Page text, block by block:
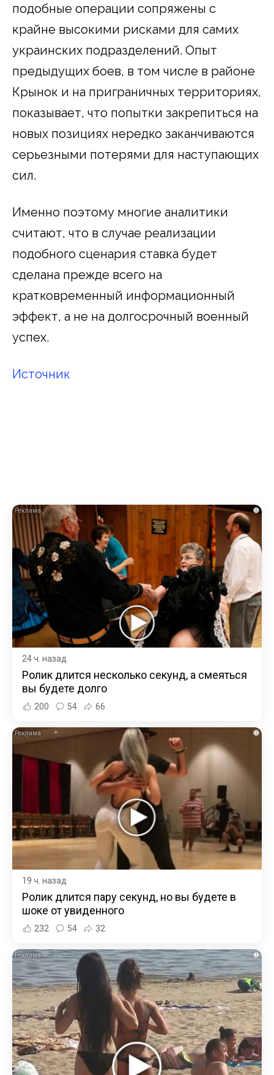
подобные операции сопряжены с
крайне высокими рисками для самих
украинских подразделений. Опыт
предыдущих боев, в том числе в районе
Крынок и на приграничных территориях,
показывает, что попытки закрепиться на
новых позициях нередко заканчиваются
серьезными потерями для наступающих
сил.
Именно поэтому многие аналитики
считают, что в случае реализации
подобного сценария ставка будет
сделана прежде всего на
кратковременный информационный
эффект, а не на долгосрочный военный
успех.
Источник
i
24 ч. назад
Ролик длится несколько секунд, а смеяться
вы будете долго
200 54 66
i
19 ч. назад
Ролик длится пару секунд, но вы будете в
шоке от увиденного
232 54 32
i